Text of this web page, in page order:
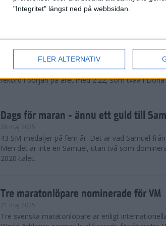
"Integritet" längst ned på webbsidan.
FLER ALTERNATIV
damklassen.
Dags för maran - Etiopien åter favorit
28 maj 2025
De tre största favoriterna kommer från nationen
den ena löparstjärnan efter den andra. Muluhabt
rekord i början på året med 2:22, som tvåa i Doha
Dags för maran - ännu ett guld till
28 maj 2025
43 SM-medaljer på fem år. Det är vad Samuel
Men det är inte en Samuel, utan två som
2020-talet.
Tre maratonlöpare nominerade för VM
21 maj 2025
Tre svenska maratonlöpare är enligt